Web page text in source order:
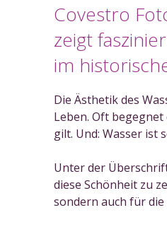
Covestro
zeigt
im
Die Ästhetik des
Leben. Oft
gilt. Und: Wasser ist
Unter der Überschrift
diese Schönheit zu
sondern auch für